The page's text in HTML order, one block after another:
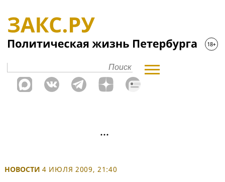
НОВОСТИ 4 ИЮЛЯ 2009, 21:40